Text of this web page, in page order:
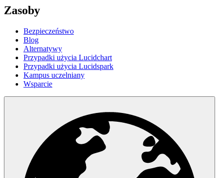
Zasoby
Bezpieczeństwo
Blog
Alternatywy
Przypadki użycia Lucidchart
Przypadki użycia Lucidspark
Kampus uczelniany
Wsparcie